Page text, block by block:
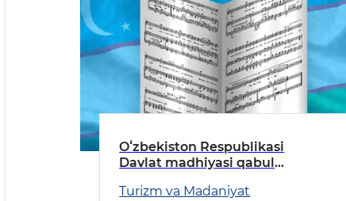
Oʻzbekiston Respublikasi
Davlat madhiyasi qabul
Turizm va Madaniyat